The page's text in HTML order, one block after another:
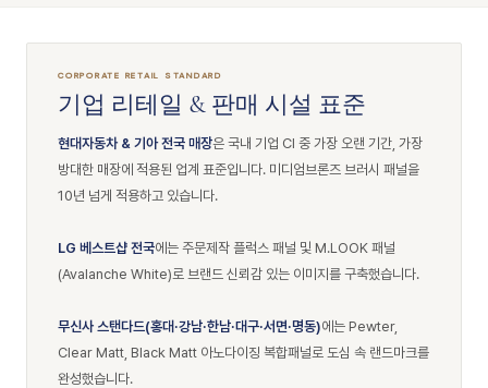
CORPORATE RETAIL STANDARD
기업 리테일 & 판매 시설 표준
현대자동차 & 기아 전국 매장은 국내 기업 CI 중 가장 오랜 기간, 가장
방대한 매장에 적용된 업계 표준입니다. 미디엄브론즈 브러시 패널을
10년 넘게 적용하고 있습니다.
LG 베스트샵 전국에는 주문제작 플럭스 패널 및 M.LOOK 패널
(Avalanche White)로 브랜드 신뢰감 있는 이미지를 구축했습니다.
무신사 스탠다드(홍대·강남·한남·대구·서면·명동)에는 Pewter,
Clear Matt, Black Matt 아노다이징 복합패널로 도심 속 랜드마크를
완성했습니다.